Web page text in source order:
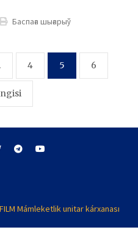
Баспаға шығарыў
4 5 6
Mámleketlik unitar kárxanası